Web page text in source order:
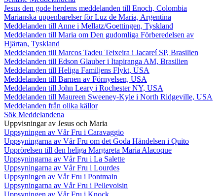
Jesus den gode herdens meddelanden till Enoch, Colombia
Marianska uppenbarelser för Luz de Maria, Argentina
Meddelanden till Anne i Mellatz/Goettingen, Tyskland
Meddelanden till Maria om Den gudomliga Förberedelsen av
Hjärtan, Tyskland
Meddelanden till Marcos Tadeu Teixeira i Jacareí SP, Brasilien
Meddelanden till Edson Glauber i Itapiranga AM, Brasilien
Meddelanden till Heliga Familjens Flykt, USA
Meddelanden till Barnen av Förnyelsen, USA
Meddelanden till John Leary i Rochester NY, USA
Meddelanden till Maureen Sweeney-Kyle i North Ridgeville, USA
Meddelanden från olika källor
Sök Meddelandena
Uppvisningar av Jesus och Maria
Uppsyningen av Vår Fru i Caravaggio
Uppsyningarna av Vår Fru om det Goda Händelsen i Quito
Upprörelsen till den heliga Margareta Maria Alacoque
Uppsyningarna av Vår Fru i La Salette
Uppsyningarna av Vår Fru i Lourdes
Uppsyningen av Vår Fru i Pontmain
Uppsyningarna av Vår Fru i Pellevoisin
Uppsyningen av Vår Fru i Knock